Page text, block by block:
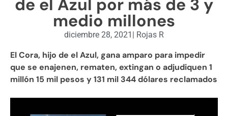
de el Azul por más de 3 y
medio millones
diciembre 28, 2021 | Rojas R
El Cora, hijo de el Azul, gana amparo para impedir
que se enajenen, rematen, extingan o adjudiquen 1
millón 15 mil pesos y 131 mil 344 dólares reclamados